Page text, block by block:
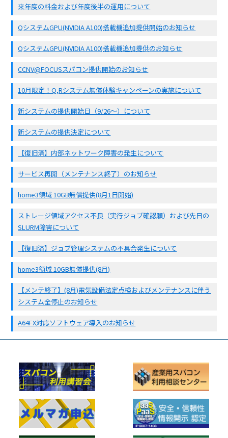
来年度の料金および年度後半の運用について
QシステムGPU(NVIDIA A100)搭載機追加提供開始のお知らせ
QシステムGPU(NVIDIA A100)搭載機追加提供のお知らせ
CCNV@FOCUSスパコン提供開始のお知らせ
10月限定！Q,Rシステム無償体験キャンペーンの実施について
新システムの提供開始日（9/26〜）について
新システムの提供決定について
【復旧済】内部ネットワーク障害の発生について
サービス再開（メンテナンス終了）のお知らせ
home3領域 10GB無償提供(8月1日開始)
ストレージ領域アクセス不良（実行ジョブ確認願）および先日の
SLURM障害について
【復旧済】ジョブ管理システムの不具合発生について
home3領域 10GB無償提供(8月)
【メンテ終了】(8月)電気設備法定点検およびメンテナンスに伴う
システム全停止のお知らせ
A64FX対応ソフトウェア導入のお知らせ